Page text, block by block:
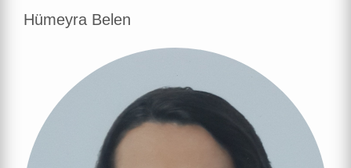
Hümeyra Belen